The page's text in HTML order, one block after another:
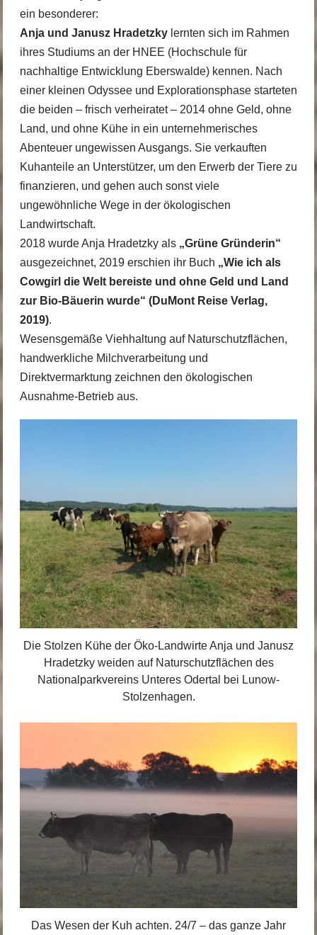
ein besonderer:
Anja und Janusz Hradetzkylernten sich im Rahmen
ihres Studiums an der HNEE (Hochschule für
nachhaltige Entwicklung Eberswalde) kennen. Nach
einer kleinen Odyssee und Explorationsphase starteten
die beiden – frisch verheiratet – 2014 ohne Geld, ohne
Land, und ohne Kühe in ein unternehmerisches
Abenteuer ungewissen Ausgangs. Sie verkauften
Kuhanteile an Unterstützer, um den Erwerb der Tiere zu
finanzieren, und gehen auch sonst viele
ungewöhnliche Wege in der ökologischen
Landwirtschaft.
2018 wurde Anja Hradetzky als „Grüne Gründerin“
ausgezeichnet, 2019 erschien ihr Buch „Wie ich als
Cowgirl die Welt bereiste und ohne Geld und Land
zur Bio-Bäuerin wurde“ (DuMont Reise Verlag,
2019).
Wesensgemäße Viehhaltung auf Naturschutzflächen,
handwerkliche Milchverarbeitung und
Direktvermarktung zeichnen den ökologischen
Ausnahme-Betrieb aus.
Die Stolzen Kühe der Öko-Landwirte Anja und Janusz
Hradetzky weiden auf Naturschutzflächen des
Nationalparkvereins Unteres Odertal bei Lunow-
Stolzenhagen.
Das Wesen der Kuh achten. 24/7 – das ganze Jahr